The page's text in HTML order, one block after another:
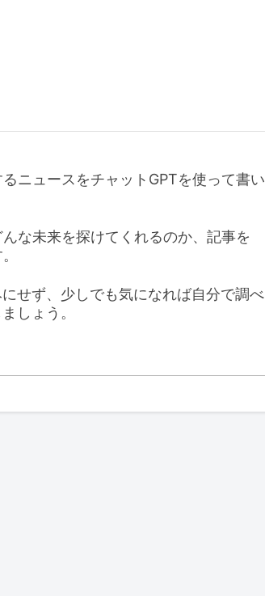
ニュースをチャットGPTを使って書い
な未来を探けてくれるのか、記事を
せず、少しでも気になれば自分で調べ
しょう。